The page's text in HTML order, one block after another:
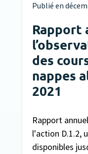
Publié en
Rapport
des
nappes
2021
Rapport
l'action D.1.2,
disponibles